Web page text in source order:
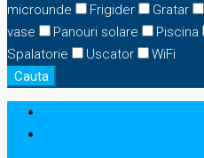
microunde
Frigider Gratar
vase
Panouri solare Piscina
Spalatorie
Uscator
WiFi
Cauta